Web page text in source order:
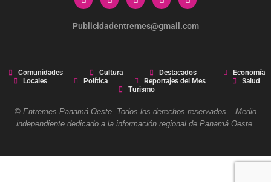
Publicidadentremes@gmail.com
Comunidades Cultura Destacados
Economía
Locales
Política Reportajes del Mes
Salud
Turismo
© Entremes Panamá Oeste. Todos los derechos reservados – Medio
independiente dedicado a la información regional de Panamá Oeste.